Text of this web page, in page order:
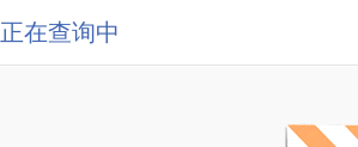
正在查询中